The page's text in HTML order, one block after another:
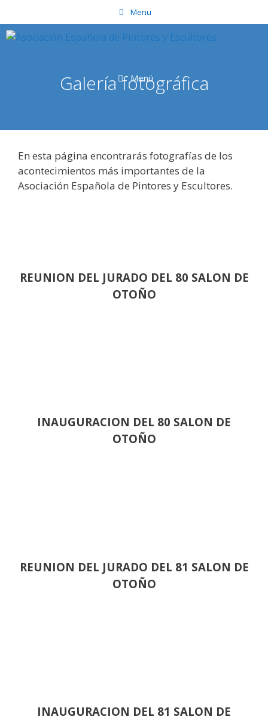
al
contenido
Menu
Menú
Galería fotográfica
En esta página encontrarás fotografías de los
acontecimientos más importantes de la
Asociación Española de Pintores y Escultores.
REUNION DEL JURADO DEL 80 SALON DE
OTOÑO
INAUGURACION DEL 80 SALON DE
OTOÑO
REUNION DEL JURADO DEL 81 SALON DE
OTOÑO
INAUGURACION DEL 81 SALON DE